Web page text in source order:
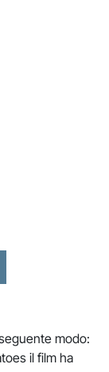
modo:
il film ha